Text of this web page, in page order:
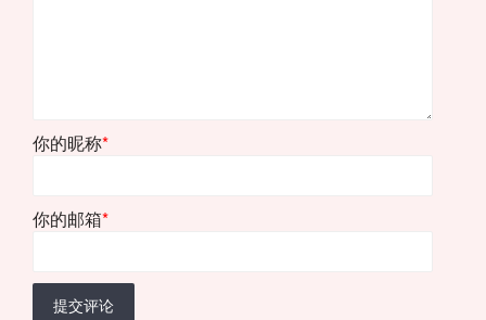
你的昵称*
你的邮箱*
提交评论